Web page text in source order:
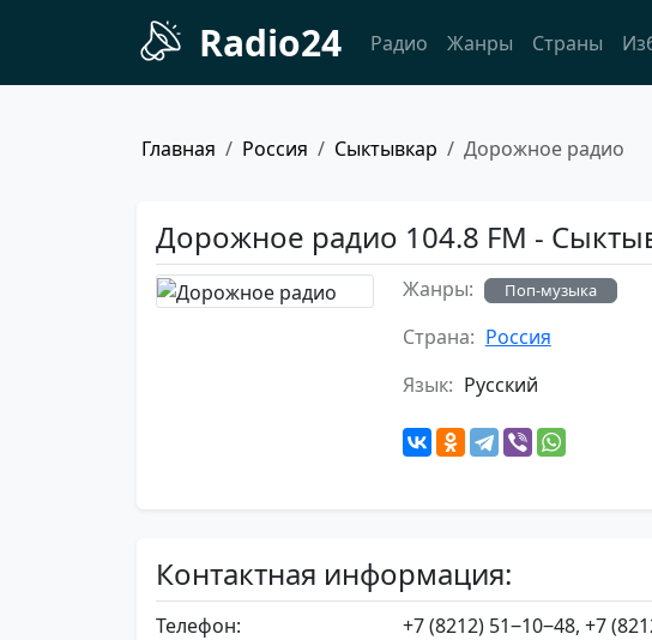
Radio24 Радио Жанры Страны
Главная Россия Сыктывкар Дорожное радио
Дорожное радио 104.8 FM -
Жанры: Поп-музыка
Страна: Россия
Язык: Русский
Контактная информация:
Телефон:
+7 (8212) 51‒10‒48, +7